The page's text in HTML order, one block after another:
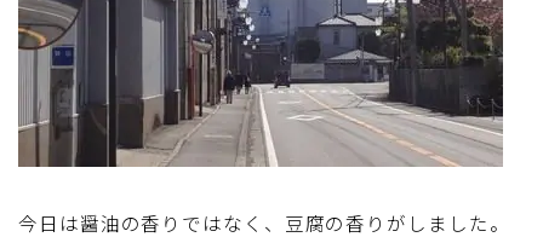
今日は醤油の香りではなく、豆腐の香りがしました。